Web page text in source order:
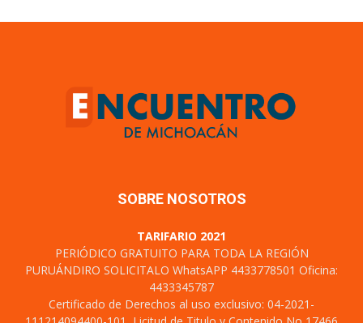
SOBRE NOSOTROS
TARIFARIO 2021
PERIÓDICO GRATUITO PARA TODA LA REGIÓN
PURUÁNDIRO SOLICITALO WhatsAPP 4433778501 Oficina:
4433345787
Certificado de Derechos al uso exclusivo: 04-2021-